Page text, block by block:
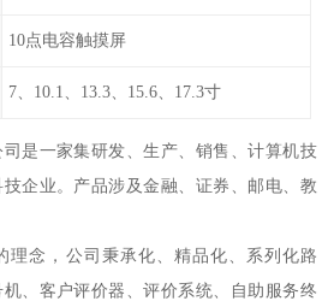
10点电容触摸屏
7、10.1、13.3、15.6、17.3寸
是一家集研发、生产、销售、计算机技
企业。产品涉及金融、证券、邮电、教
理念，公司秉承化、精品化、系列化路
、客户评价器、评价系统、自助服务终